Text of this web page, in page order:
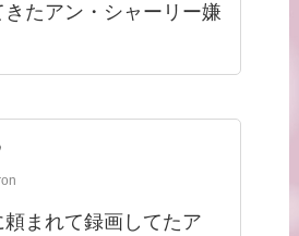
きたアン・シャーリー嫌
まれて録画してたア